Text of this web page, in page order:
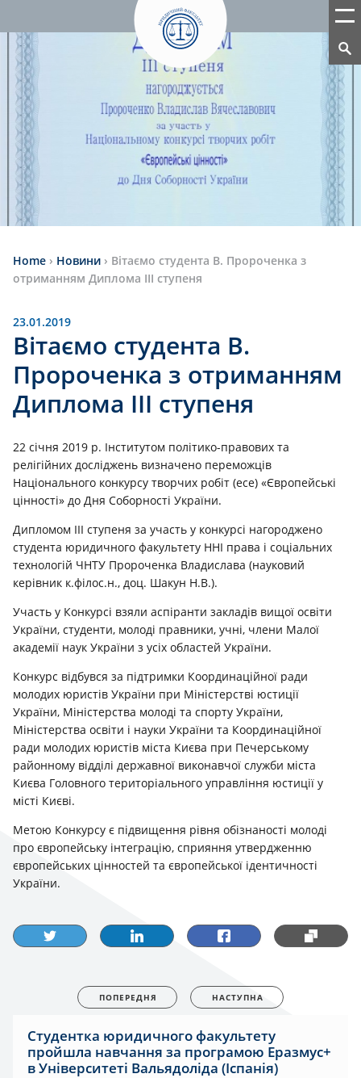
Home › Новини › Вітаємо студента В. Пророченка з
отриманням Диплома ІІІ ступеня
23.01.2019
Вітаємо студента В.
Пророченка з отриманням
Диплома ІІІ ступеня
22 січня 2019 р. Інститутом політико-правових та
релігійних досліджень визначено переможців
Національного конкурсу творчих робіт (есе) «Європейські
цінності» до Дня Соборності України.
Дипломом ІІІ ступеня за участь у конкурсі нагороджено
студента юридичного факультету ННІ права і соціальних
технологій ЧНТУ Пророченка Владислава (науковий
керівник к.філос.н., доц. Шакун Н.В.).
Участь у Конкурсі взяли аспіранти закладів вищої освіти
України, студенти, молоді правники, учні, члени Малої
академії наук України з усіх областей України.
Конкурс відбувся за підтримки Координаційної ради
молодих юристів України при Міністерстві юстиції
України, Міністерства молоді та спорту України,
Міністерства освіти і науки України та Координаційної
ради молодих юристів міста Києва при Печерському
районному відділі державної виконавчої служби міста
Києва Головного територіального управління юстиції у
місті Києві.
Метою Конкурсу є підвищення рівня обізнаності молоді
про європейську інтеграцію, сприяння утвердженню
європейських цінностей та європейської ідентичності
України.
ПОПЕРЕДНЯ НАСТУПНА
Студентка юридичного факультету
пройшла навчання за програмою Еразмус+
в Університеті Вальядоліда (Іспанія)